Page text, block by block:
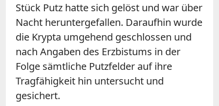
Stück Putz hatte sich gelöst und war über
Nacht heruntergefallen. Daraufhin wurde
die Krypta umgehend geschlossen und
nach Angaben des Erzbistums in der
Folge sämtliche Putzfelder auf ihre
Tragfähigkeit hin untersucht und
gesichert.